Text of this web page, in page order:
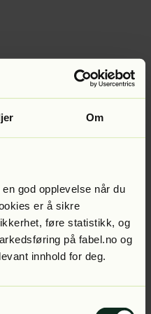
Om
god opplevelse når du
er å sikre
føre statistikk, og
på fabel.no og
innhold for deg.